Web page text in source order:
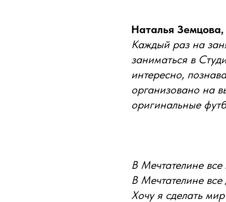
Наталья
Каждый раз на
заниматься в
интересно,
организовано на
оригинальные
В Мечтателине все
В Мечтателине
Хочу я сделать